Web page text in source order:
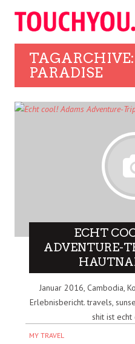
PARADISE
ECHT
ADVENTURE-
Januar 2016, Cambodia,
Erlebnisbericht. travels,
shit ist
MY TRAVEL